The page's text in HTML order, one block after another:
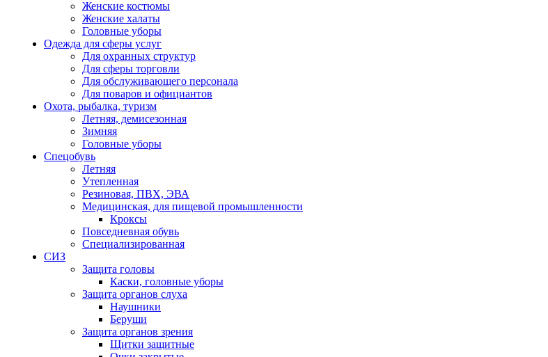
Женские костюмы
Женские халаты
Головные уборы
Одежда для сферы услуг
Для охранных структур
Для сферы торговли
Для обслуживающего персонала
Для поваров и официантов
Охота, рыбалка, туризм
Летняя, демисезонная
Зимняя
Головные уборы
Спецобувь
Летняя
Утепленная
Резиновая, ПВХ, ЭВА
Медицинская, для пищевой промышленности
Кроксы
Повседневная обувь
Специализированная
СИЗ
Защита головы
Каски, головные уборы
Защита органов слуха
Наушники
Беруши
Защита органов зрения
Щитки защитные